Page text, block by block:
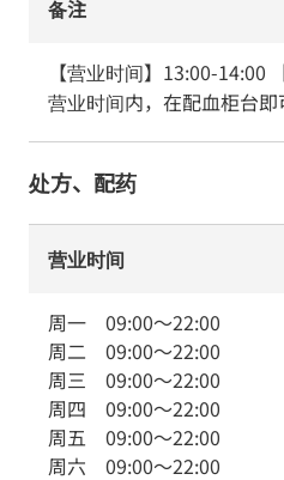
备注
【营业时间】13:00-14:00
营业时间内，在配血柜台即
处方、配药
营业时间
周一 09:00～22:00
周二 09:00～22:00
周三 09:00～22:00
周四 09:00～22:00
周五 09:00～22:00
周六 09:00～22:00